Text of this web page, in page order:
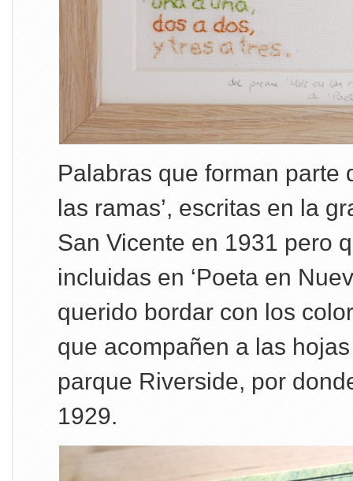
Palabras que forman parte
las ramas’, escritas en la
San Vicente en 1931 pero
incluidas en ‘Poeta en
querido bordar con los
que acompañen a las
parque Riverside, por
1929.